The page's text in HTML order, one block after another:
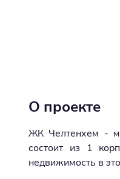
О проекте
ЖК Челтенхем -
состоит из 1
недвижимость в